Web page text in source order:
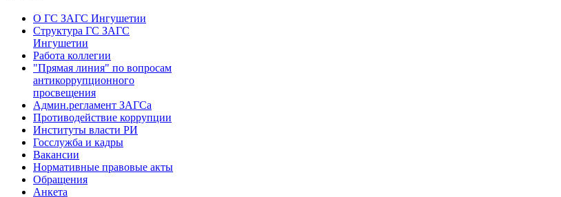
О ГС ЗАГС Ингушетии
Структура ГС ЗАГС
Ингушетии
Работа коллегии
"Прямая линия" по вопросам
антикоррупционного
просвещения
Админ.регламент ЗАГСа
Противодействие коррупции
Институты власти РИ
Госслужба и кадры
Вакансии
Нормативные правовые акты
Обращения
Анкета